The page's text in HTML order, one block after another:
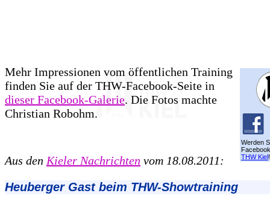
Werden
THW Kiel!
Mehr Impressionen vom öffentlichen Training
finden Sie auf der THW-Facebook-Seite in
dieser Facebook-Galerie. Die Fotos machte
Christian Robohm.
Aus den Kieler Nachrichten vom 18.08.2011:
Heuberger Gast beim THW-Showtraining